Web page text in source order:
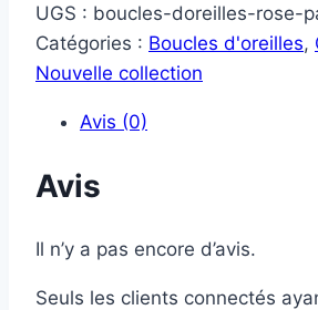
UGS : boucles-doreilles-rose-
Catégories : Boucles d'oreilles,
Nouvelle collection
Avis (0)
Avis
Il n’y a pas encore d’avis.
Seuls les clients connectés